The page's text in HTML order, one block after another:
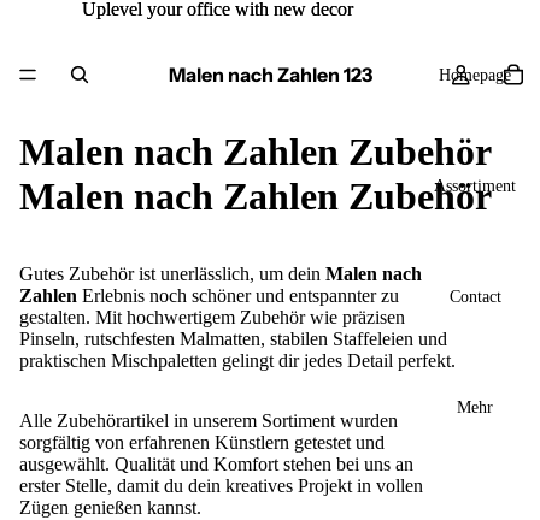
Uplevel your office with new decor
Uplevel your office with new decor
Malen nach Zahlen 123 Homepage
Assortiment
Contact
Mehr
Malen nach Zahlen Zubehör
Malen nach Zahlen Zubehör
Gutes Zubehör ist unerlässlich, um dein Malen nach
Zahlen Erlebnis noch schöner und entspannter zu
gestalten. Mit hochwertigem Zubehör wie präzisen
Pinseln, rutschfesten Malmatten, stabilen Staffeleien und
praktischen Mischpaletten gelingt dir jedes Detail perfekt.
Alle Zubehörartikel in unserem Sortiment wurden
sorgfältig von erfahrenen Künstlern getestet und
ausgewählt. Qualität und Komfort stehen bei uns an
erster Stelle, damit du dein kreatives Projekt in vollen
Zügen genießen kannst.